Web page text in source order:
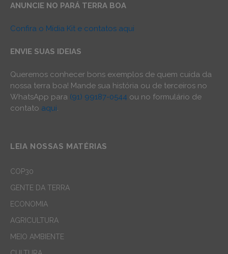
ANUNCIE NO PARÁ TERRA BOA
Confira o Mídia Kit e contatos aqui
ENVIE SUAS IDEIAS
Queremos conhecer bons exemplos de quem cuida da
nossa terra boa! Mande sua história ou de terceiros no
WhatsApp para (91) 99187-0544 ou no formulário de
contato aqui.
LEIA NOSSAS MATÉRIAS
COP30
GENTE DA TERRA
ECONOMIA
AGRICULTURA
MEIO AMBIENTE